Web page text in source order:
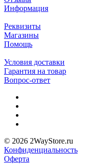
Информация
Реквизиты
Магазины
Помощь
Условия доставки
Гарантия на товар
Вопрос-ответ
© 2026 2WayStore.ru
Конфиденциальность
Оферта